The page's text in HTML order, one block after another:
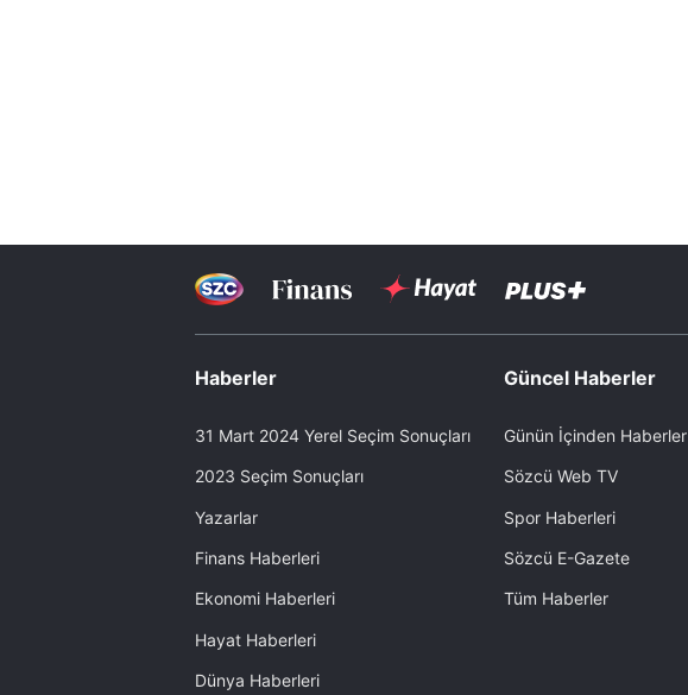
Haberler
31 Mart 2024 Yerel Seçim Sonuçları
2023 Seçim Sonuçları
Yazarlar
Finans Haberleri
Ekonomi Haberleri
Hayat Haberleri
Dünya Haberleri
Güncel Haberler
Günün İçinden Haberler
Sözcü Web TV
Spor Haberleri
Sözcü E-Gazete
Tüm Haberler